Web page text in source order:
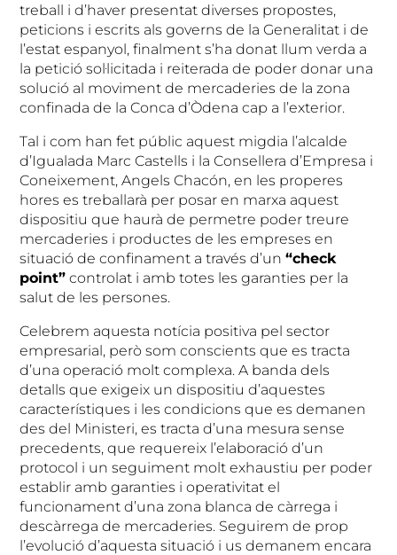
treball i d’haver presentat diverses propostes,
peticions i escrits als governs de la Generalitat i de
l’estat espanyol, finalment s’ha donat llum verda a
la petició sol·licitada i reiterada de poder donar una
solució al moviment de mercaderies de la zona
confinada de la Conca d’Òdena cap a l’exterior.
Tal i com han fet públic aquest migdia l’alcalde
d’Igualada Marc Castells i la Consellera d’Empresa i
Coneixement, Angels Chacón, en les properes
hores es treballarà per posar en marxa aquest
dispositiu que haurà de permetre poder treure
mercaderies i productes de les empreses en
situació de confinament a través d’un“check
point” controlat i amb totes les garanties per la
salut de les persones.
Celebrem aquesta notícia positiva pel sector
empresarial, però som conscients que es tracta
d’una operació molt complexa. A banda dels
detalls que exigeix un dispositiu d’aquestes
característiques i les condicions que es demanen
des del Ministeri, es tracta d’una mesura sense
precedents, que requereix l’elaboració d’un
protocol i un seguiment molt exhaustiu per poder
establir amb garanties i operativitat el
funcionament d’una zona blanca de càrrega i
descàrrega de mercaderies. Seguirem de prop
l’evolució d’aquesta situació i us demanem encara